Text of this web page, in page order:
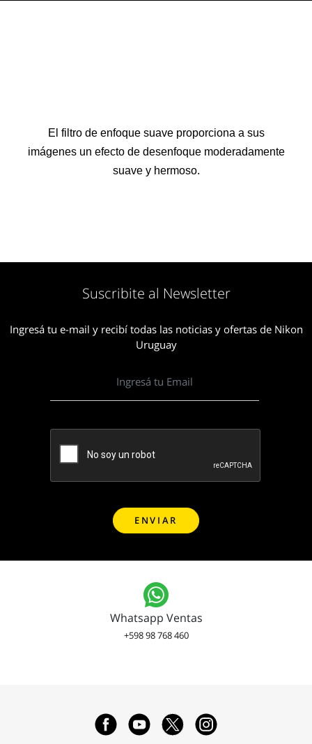
El filtro de enfoque suave proporciona a sus
imágenes un efecto de desenfoque moderadamente
suave y hermoso.
Suscribite al Newsletter
Ingresá tu e-mail y recibí todas las noticias y ofertas de Nikon
Uruguay
Whatsapp Ventas
+598 98 768 460